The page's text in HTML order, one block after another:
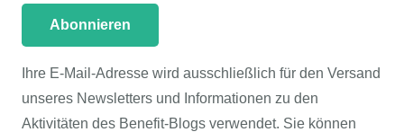
Ihre E-Mail-Adresse wird ausschließlich für den Versand
unseres Newsletters und Informationen zu den
Aktivitäten des Benefit-Blogs verwendet. Sie können